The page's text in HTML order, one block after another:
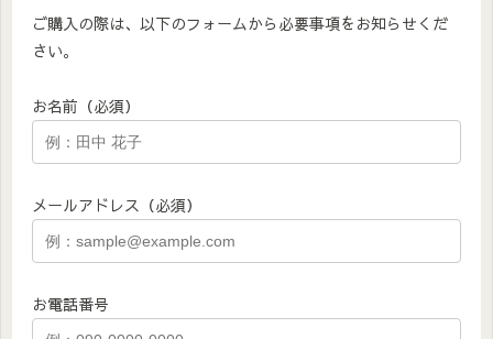
ご購入の際は、以下のフォームから必要事項をお知らせくだ
さい。
お名前（必須）
メールアドレス（必須）
お電話番号